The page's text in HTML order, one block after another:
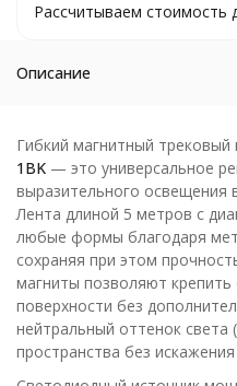
Рассчитываем стоимость
Описание
Гибкий магнитный трековый
1BK — это универсальное
выразительного освещения
Лента длиной 5 метров с
любые формы благодаря
сохраняя при этом
магниты позволяют крепить
поверхности без
нейтральный оттенок света
пространства без